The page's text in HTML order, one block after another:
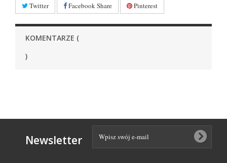
Twitter Facebook Share Pinterest
KOMENTARZE (
)
Newsletter